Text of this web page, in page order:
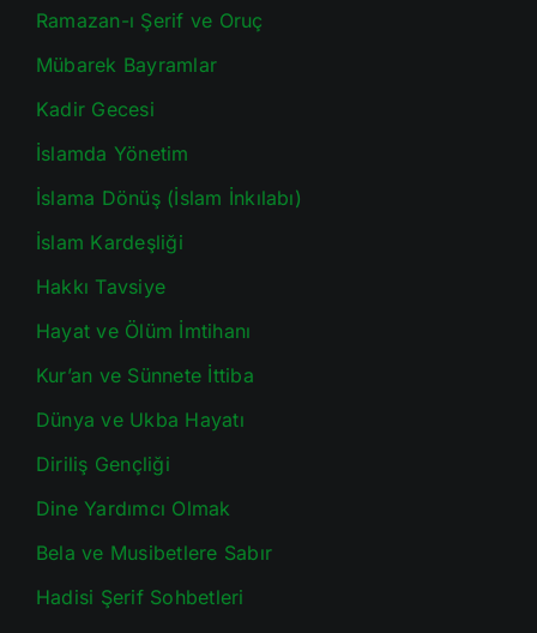
Ramazan-ı Şerif ve Oruç
Mübarek Bayramlar
Kadir Gecesi
İslamda Yönetim
İslama Dönüş (İslam İnkılabı)
İslam Kardeşliği
Hakkı Tavsiye
Hayat ve Ölüm İmtihanı
Kur’an ve Sünnete İttiba
Dünya ve Ukba Hayatı
Diriliş Gençliği
Dine Yardımcı Olmak
Bela ve Musibetlere Sabır
Hadisi Şerif Sohbetleri